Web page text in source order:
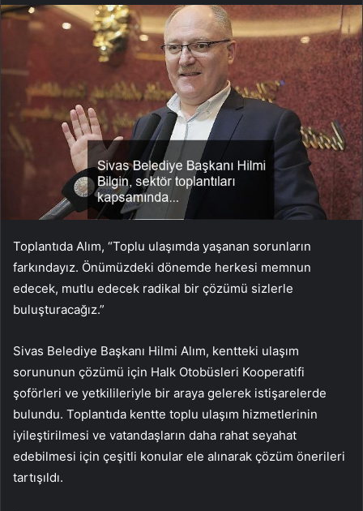
Toplantıda Alım, “Toplu ulaşımda yaşanan sorunların
farkındayız. Önümüzdeki dönemde herkesi memnun
edecek, mutlu edecek radikal bir çözümü sizlerle
buluşturacağız.”
Sivas Belediye Başkanı Hilmi Alım, kentteki ulaşım
sorununun çözümü için Halk Otobüsleri Kooperatifi
şoförleri ve yetkilileriyle bir araya gelerek istişarelerde
bulundu. Toplantıda kentte toplu ulaşım hizmetlerinin
iyileştirilmesi ve vatandaşların daha rahat seyahat
edebilmesi için çeşitli konular ele alınarak çözüm önerileri
tartışıldı.